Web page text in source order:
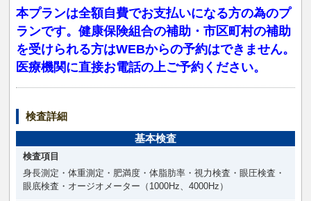
本プランは全額自費でお支払いになる方の為のプ
ランです。健康保険組合の補助・市区町村の補助
を受けられる方はWEBからの予約はできません。
医療機関に直接お電話の上ご予約ください。
検査詳細
基本検査
検査項目
身長測定・体重測定・肥満度・体脂肪率・視力検査・眼圧検査・
眼底検査・オージオメーター（1000Hz、4000Hz）